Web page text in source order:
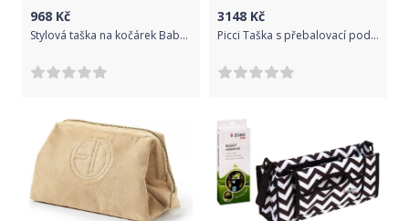
968 Kč
Stylová taška na kočárek Baby Nellys Hand Made - hračky, tyrkysová, Ce19
3148 Kč
Picci Taška s přebalovací podložkou BABY, růžová